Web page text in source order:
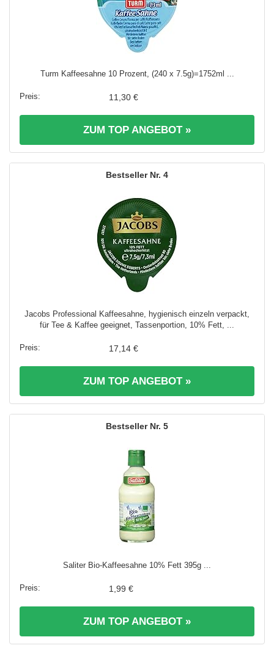
Turm Kaffeesahne 10 Prozent, (240 x 7.5g)=1752ml ...
11,30 €
ZUM TOP ANGEBOT »
4
Jacobs Professional Kaffeesahne, hygienisch einzeln verpackt,
für Tee & Kaffee geeignet, Tassenportion, 10% Fett, ...
17,14 €
ZUM TOP ANGEBOT »
5
Saliter Bio-Kaffeesahne 10% Fett 395g ...
1,99 €
ZUM TOP ANGEBOT »